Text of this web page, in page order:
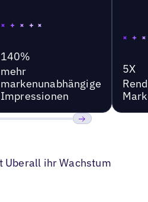
140%
mehr
markenunabhängige
Impressionen
5X
Uberall ihr Wachstum